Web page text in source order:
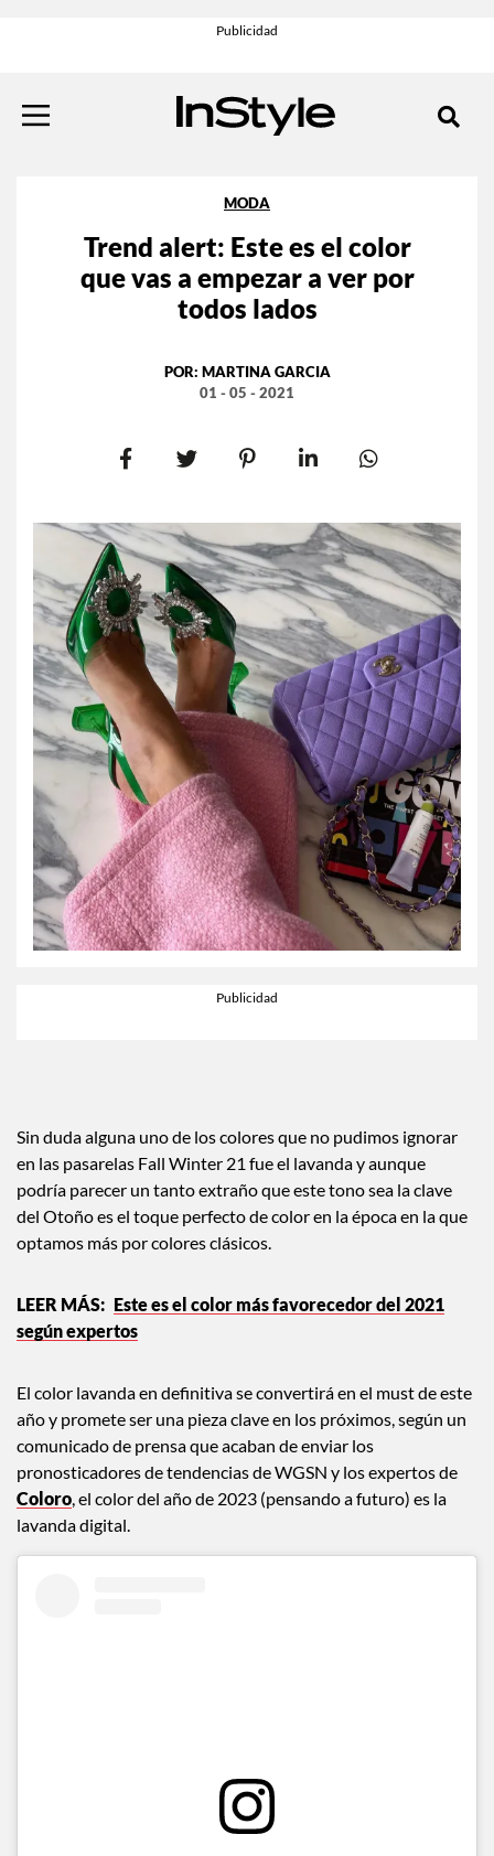
MODA
Trend alert: Este es el color
que vas a empezar a ver por
todos lados
POR: MARTINA GARCIA
01 - 05 - 2021
Sin duda alguna uno de los colores que no pudimos ignorar
en las pasarelas Fall Winter 21 fue el lavanda y aunque
podría parecer un tanto extraño que este tono sea la clave
del Otoño es el toque perfecto de color en la época en la que
optamos más por colores clásicos.
Este es el color más favorecedor del 2021
según expertos
El color lavanda en definitiva se convertirá en el must de este
año y promete ser una pieza clave en los próximos, según un
comunicado de prensa que acaban de enviar los
pronosticadores de tendencias de WGSN y los expertos de
Coloro, el color del año de 2023 (pensando a futuro) es la
lavanda digital.